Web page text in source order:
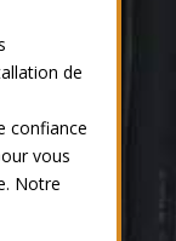
de
confiance
vous
Notre